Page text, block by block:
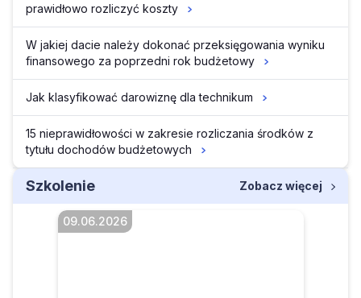
prawidłowo rozliczyć koszty
W jakiej dacie należy dokonać przeksięgowania wyniku
finansowego za poprzedni rok budżetowy
Jak klasyfikować darowiznę dla technikum
15 nieprawidłowości w zakresie rozliczania środków z
tytułu dochodów budżetowych
Szkolenie Zobacz więcej
09.06.2026